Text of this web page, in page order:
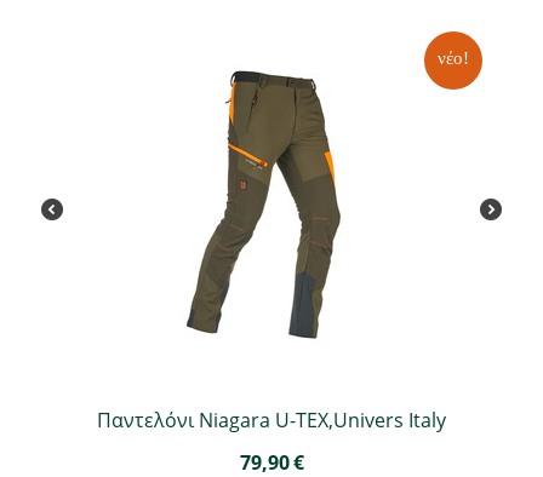
νέο!
Παντελόνι Niagara U-TEX,Univers Italy
79,90€